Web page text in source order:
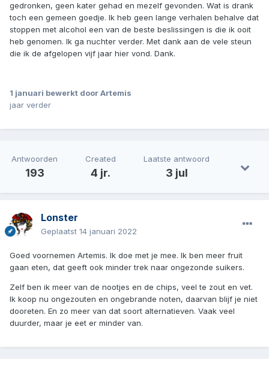
gedronken, geen kater gehad en mezelf gevonden. Wat is drank
toch een gemeen goedje. Ik heb geen lange verhalen behalve dat
stoppen met alcohol een van de beste beslissingen is die ik ooit
heb genomen. Ik ga nuchter verder. Met dank aan de vele steun
die ik de afgelopen vijf jaar hier vond. Dank.
1 januari bewerkt door Artemis
jaar verder
Antwoorden
193
Created
4 jr.
Laatste antwoord
3 jul
Lonster
Geplaatst 14 januari 2022
Goed voornemen Artemis. Ik doe met je mee. Ik ben meer fruit
gaan eten, dat geeft ook minder trek naar ongezonde suikers.
Zelf ben ik meer van de nootjes en de chips, veel te zout en vet.
Ik koop nu ongezouten en ongebrande noten, daarvan blijf je niet
dooreten. En zo meer van dat soort alternatieven. Vaak veel
duurder, maar je eet er minder van.